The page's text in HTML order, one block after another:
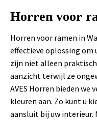
Horren voor
Horren voor ramen in
effectieve oplossing om
zijn niet alleen
aanzicht terwijl ze
AVES Horren bieden we
kleuren aan. Zo kunt u
aansluit bij uw interieur.